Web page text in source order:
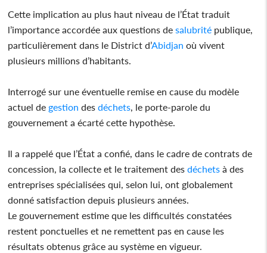
Cette implication au plus haut niveau de l’État traduit
l’importance accordée aux questions de salubrité publique,
particulièrement dans le District d’Abidjan où vivent
plusieurs millions d’habitants.
Interrogé sur une éventuelle remise en cause du modèle
actuel de gestion des déchets , le porte-parole du
gouvernement a écarté cette hypothèse.
Il a rappelé que l’État a confié, dans le cadre de contrats de
concession, la collecte et le traitement des déchets à des
entreprises spécialisées qui, selon lui, ont globalement
donné satisfaction depuis plusieurs années.
Le gouvernement estime que les difficultés constatées
restent ponctuelles et ne remettent pas en cause les
résultats obtenus grâce au système en vigueur.